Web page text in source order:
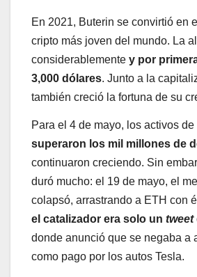
En 2021, Buterin se convirtió en
cripto más joven del mundo. La
considerablemente y por
3,000 dólares. Junto a la
también creció la fortuna de su
Para el 4 de mayo, los activos de
superaron los mil millones de
continuaron creciendo. Sin
duró mucho: el 19 de mayo, el
colapsó, arrastrando a ETH con
el catalizador era solo un tweet
donde anunció que se negaba a
como pago por los autos Tesla.